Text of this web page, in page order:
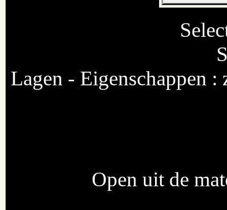
Lagen - Eigenschappen
Open uit de